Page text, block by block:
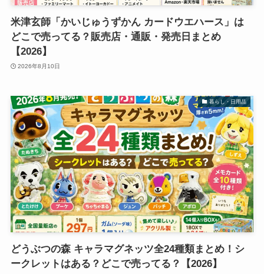
米津玄師「かいじゅうずかん カードウエハース」は
どこで売ってる？販売店・通販・発売日まとめ
【2026】
2026年8月10日
暮らし・日用品
どうぶつの森 キャラマグネッツ全24種類まとめ！シ
ークレットはある？どこで売ってる？【2026】